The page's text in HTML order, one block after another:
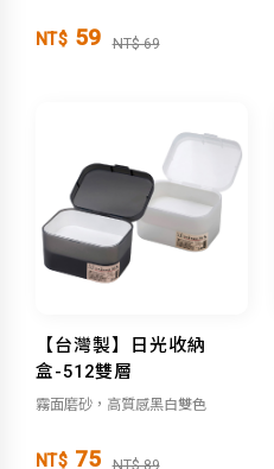
NT$ 59 NT$ 69
【台灣製】日光收納
盒-512雙層
霧面磨砂，高質感黑白雙色
NT$ 75 NT$ 89